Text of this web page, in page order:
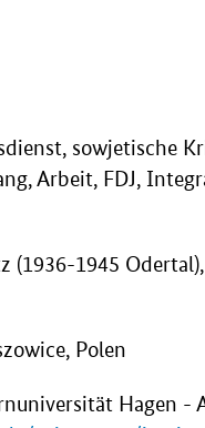
sowjetische
Arbeit, FDJ,
(1936-1945
Polen
Hagen -